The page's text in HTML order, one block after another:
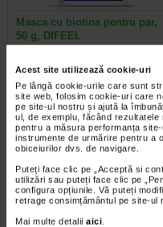
Acest site utilizează cookie-uri
Pe lângă cookie-urile care sunt
site web, folosim cookie-uri care
pe site-ul nostru și ajută la
ul, de exemplu, făcând
pentru a măsura performanța
instrumente de urmărire pentru a
obiceiurilor dvs. de navigare.
Puteți face clic pe „Acceptă si
utilizări sau puteți face clic pe
configura opțiunile. Vă puteți
retrage consimțământul pe site-ul
Mai multe detalii aici.
Masca cu biotina pentru par,
50 g, DIFEEL
Produsele Difeel Pro-Growth sunt
formule fortificate infuzate cu
biotina si promoveaza
-40% Preț întreg:
60,10
Preț redus: 36.06